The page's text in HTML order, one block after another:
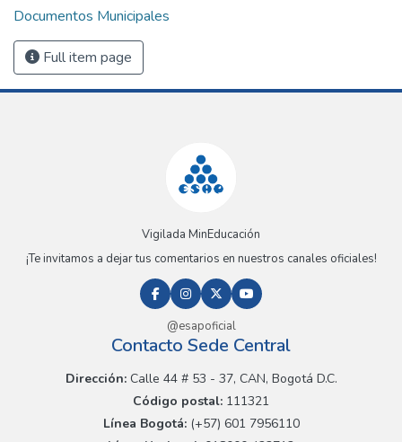
Documentos Municipales
Full item page
Vigilada MinEducación
¡Te invitamos a dejar tus comentarios en nuestros canales oficiales!
@esapoficial
Contacto Sede Central
Dirección:Calle 44 # 53 - 37, CAN, Bogotá D.C.
Código postal: 111321
Línea Bogotá:(+57) 601 7956110